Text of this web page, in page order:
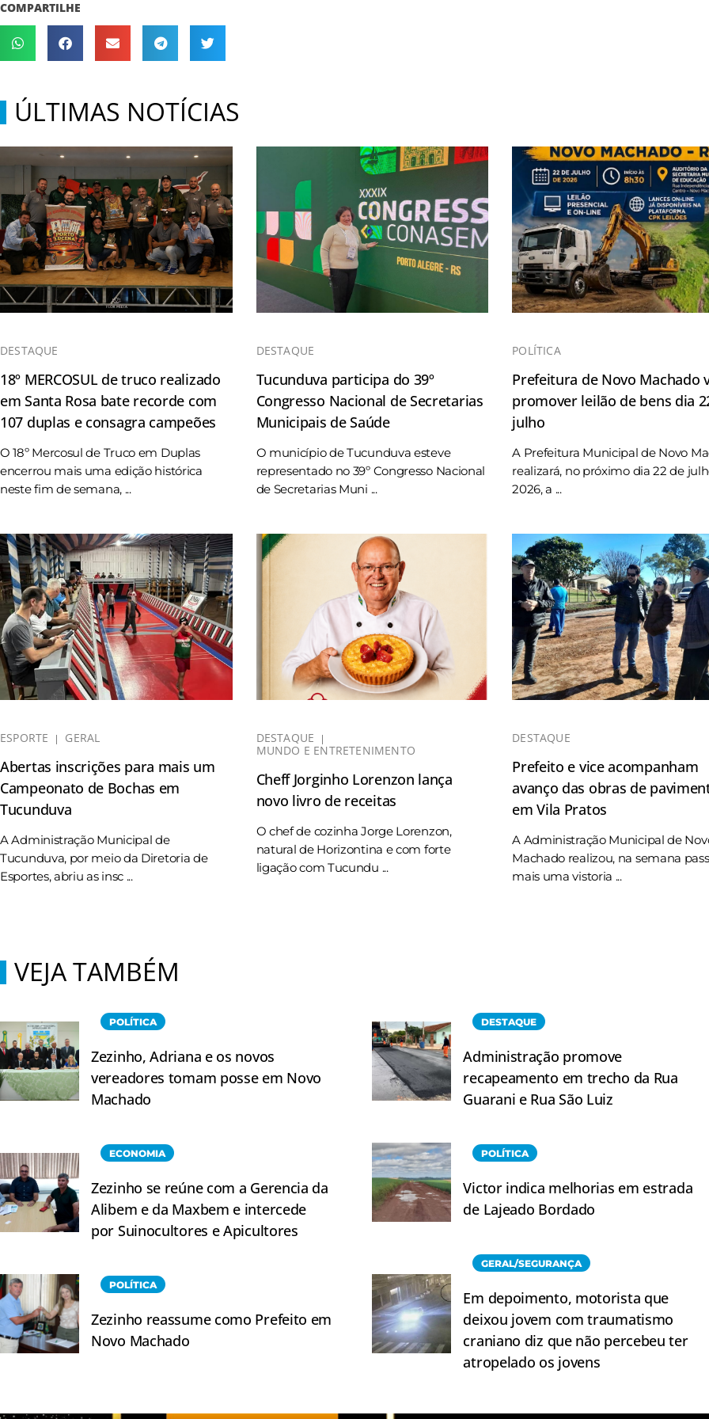
COMPARTILHE
ÚLTIMAS NOTÍCIAS
DESTAQUE
18º MERCOSUL de truco realizado
em Santa Rosa bate recorde com
107 duplas e consagra campeões
O 18º Mercosul de Truco em Duplas
encerrou mais uma edição histórica
neste fim de semana, ...
DESTAQUE
Tucunduva participa do 39º
Congresso Nacional de Secretarias
Municipais de Saúde
O município de Tucunduva esteve
representado no 39º Congresso Nacional
de Secretarias Muni ...
POLÍTICA
Prefeitura de Novo Machado
promover leilão de bens dia
julho
A Prefeitura Municipal de Novo
realizará, no próximo dia 22 de
2026, a ...
ESPORTE GERAL
Abertas inscrições para mais um
Campeonato de Bochas em
Tucunduva
A Administração Municipal de
Tucunduva, por meio da Diretoria de
Esportes, abriu as insc ...
DESTAQUE
MUNDO E ENTRETENIMENTO
Cheff Jorginho Lorenzon lança
novo livro de receitas
O chef de cozinha Jorge Lorenzon,
natural de Horizontina e com forte
ligação com Tucundu ...
DESTAQUE
Prefeito e vice acompanham
avanço das obras de
em Vila Pratos
A Administração Municipal de
Machado realizou, na semana
mais uma vistoria ...
VEJA TAMBÉM
POLÍTICA
Zezinho, Adriana e os novos
vereadores tomam posse em Novo
Machado
ECONOMIA
Zezinho se reúne com a Gerencia da
Alibem e da Maxbem e intercede
por Suinocultores e Apicultores
POLÍTICA
Zezinho reassume como Prefeito em
Novo Machado
DESTAQUE
Administração promove
recapeamento em trecho da Rua
Guarani e Rua São Luiz
POLÍTICA
Victor indica melhorias em estrada
de Lajeado Bordado
GERAL/SEGURANÇA
Em depoimento, motorista que
deixou jovem com traumatismo
craniano diz que não percebeu ter
atropelado os jovens